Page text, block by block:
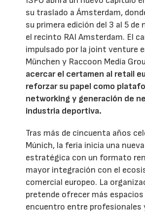
su traslado a Ámsterdam,
su primera edición del 3 al 5 de
el recinto RAI Amsterdam. El
impulsado por la joint venture
München y Raccoon Media
acercar el certamen al retail
reforzar su papel como
networking y generación de
industria deportiva.
Tras más de cincuenta años
Múnich, la feria inicia una
estratégica con un formato
mayor integración con el
comercial europeo. La
pretende ofrecer más espacios
encuentro entre profesionales